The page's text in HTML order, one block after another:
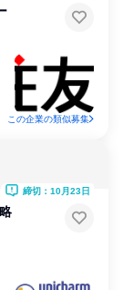
この企業の類似募集
締切：10月23日